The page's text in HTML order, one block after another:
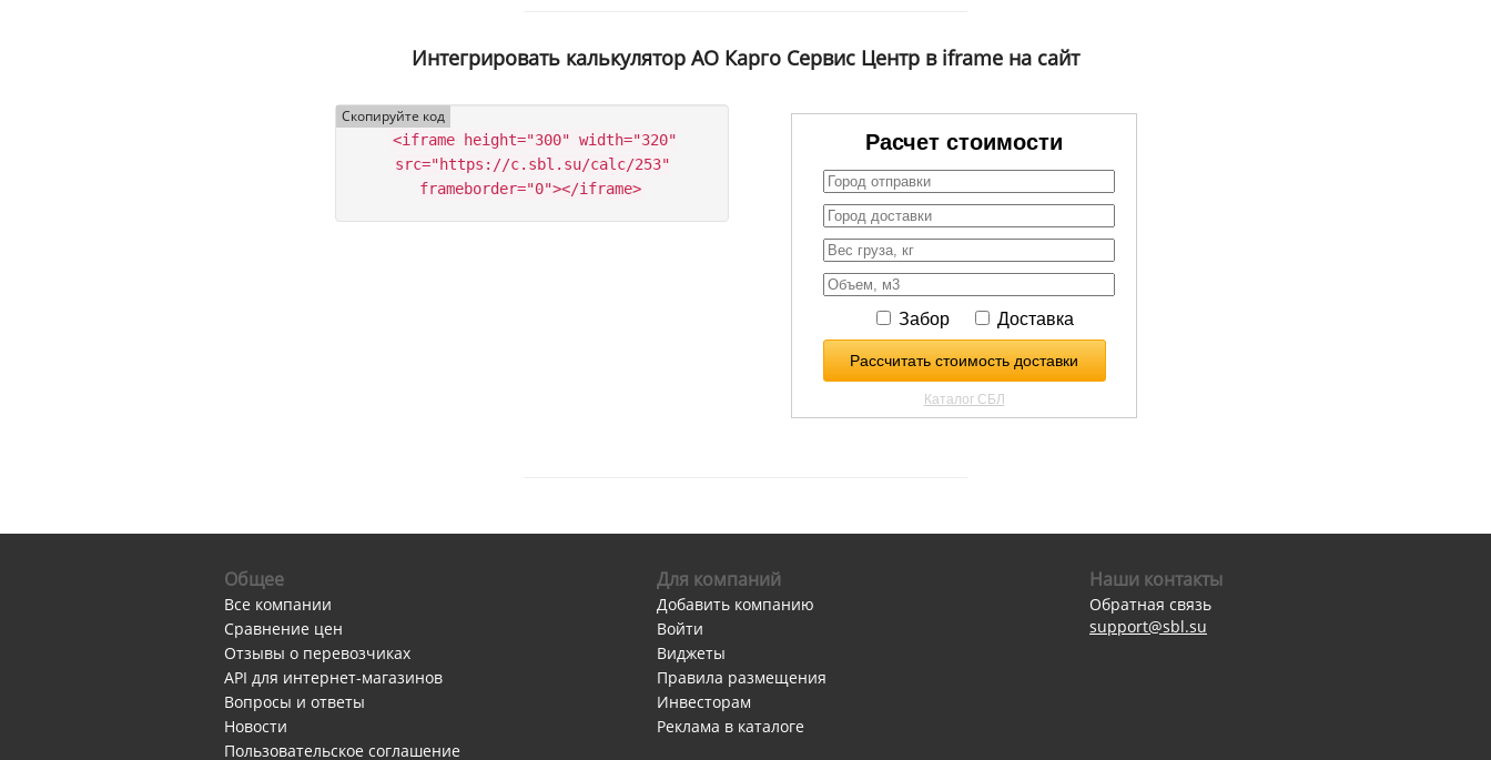
Интегрировать калькулятор АО Карго Сервис Центр в iframe на сайт
Скопируйте код
<iframe height="300" width="320"
src="https://c.sbl.su/calc/253"
frameborder="0"></iframe>
Общее
Все компании
Сравнение цен
Отзывы о перевозчиках
API для интернет-магазинов
Вопросы и ответы
Новости
Пользовательское соглашение
Для компаний
Добавить компанию
Войти
Виджеты
Правила размещения
Инвесторам
Реклама в каталоге
Наши контакты
Обратная связь
support@sbl.su